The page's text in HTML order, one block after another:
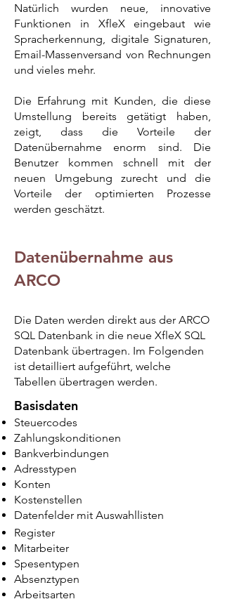
Natürlich wurden neue, innovative
Funktionen in XfleX eingebaut wie
Spracherkennung, digitale Signaturen,
Email-Massenversand von Rechnungen
und vieles mehr.
Die Erfahrung mit Kunden, die diese
Umstellung bereits getätigt haben,
zeigt, dass die Vorteile der
Datenübernahme enorm sind. Die
Benutzer kommen schnell mit der
neuen Umgebung zurecht und die
Vorteile der optimierten Prozesse
werden geschätzt.
Datenübernahme aus
ARCO
Die Daten werden direkt aus der ARCO
SQL Datenbank in die neue XfleX SQL
Datenbank übertragen. Im Folgenden
ist detailliert aufgeführt, welche
Tabellen übertragen werden.
Basisdaten
Steuercodes
Zahlungskonditionen
Bankverbindungen
Adresstypen
Konten
Kostenstellen
Datenfelder mit Auswahllisten
Register
Mitarbeiter
Spesentypen
Absenztypen
Arbeitsarten